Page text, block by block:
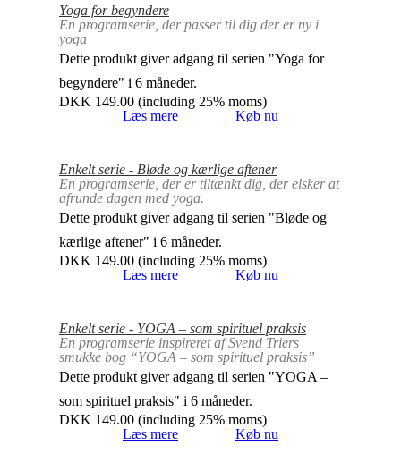
Yoga for begyndere
En programserie, der passer til dig der er ny i
yoga
Dette produkt giver adgang til serien "Yoga for
begyndere" i 6 måneder.
DKK 149.00 (including 25% moms)
Læs mere
Køb nu
Enkelt serie - Bløde og kærlige aftener
En programserie, der er tiltænkt dig, der elsker at
afrunde dagen med yoga.
Dette produkt giver adgang til serien "Bløde og
kærlige aftener" i 6 måneder.
DKK 149.00 (including 25% moms)
Læs mere
Køb nu
Enkelt serie - YOGA – som spirituel praksis
En programserie inspireret af Svend Triers
smukke bog “YOGA – som spirituel praksis”
Dette produkt giver adgang til serien "YOGA –
som spirituel praksis" i 6 måneder.
DKK 149.00 (including 25% moms)
Læs mere
Køb nu